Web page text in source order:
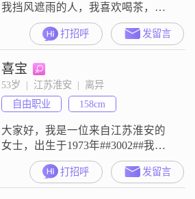
我挡风遮雨的人，我喜欢喝茶，旅
游，唱歌，听歌！前半生不懂什么
是爱情，后半生希望遇到爱情
打招呼 发留言
喜宝
53岁  |  江苏淮安  |  离异
自由职业
158cm
大家好，我是一位来自江苏淮安的
女士，出生于1973年##3002##我身
高158厘米，拥有大专学历##3002##
在工作方面，我的月收入在12001到
20000元之间##3002##说到性格，我
打招呼 发留言